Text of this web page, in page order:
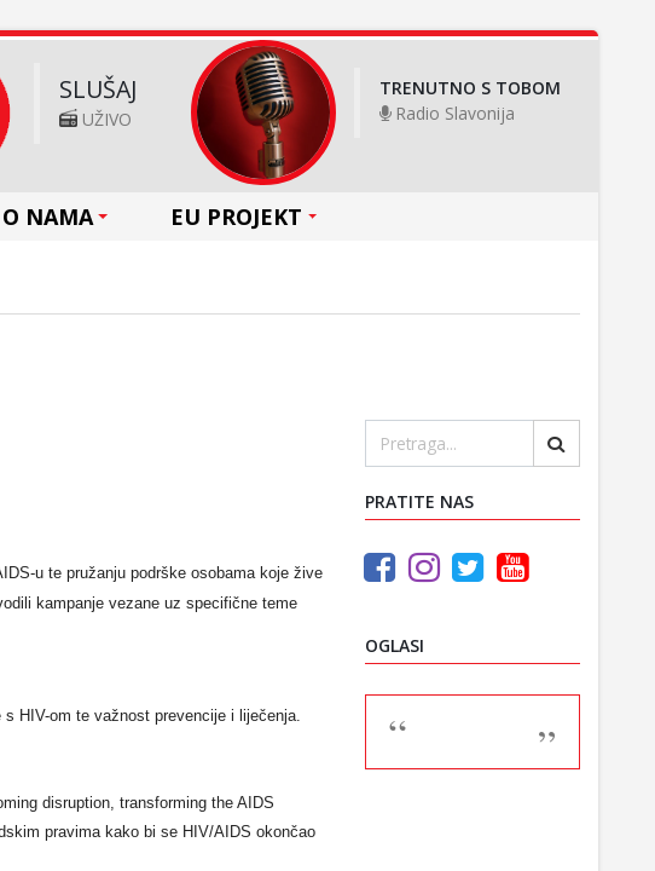
SLUŠAJ
UŽIVO
TRENUTNO S TOBOM
Radio Slavonija
O NAMA EU PROJEKT
u te pružanju podrške osobama koje žive
kampanje vezane uz specifične teme
HIV-om te važnost prevencije i liječenja.
disruption, transforming the AIDS
pravima kako bi se HIV/AIDS okončao
PRATITE NAS
OGLASI